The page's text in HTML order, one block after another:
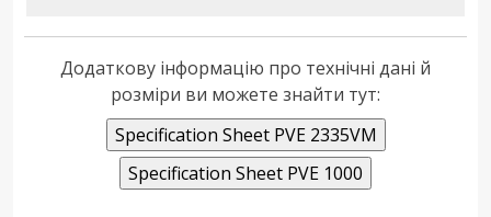
Додаткову інформацію про технічні дані й
розміри ви можете знайти тут: